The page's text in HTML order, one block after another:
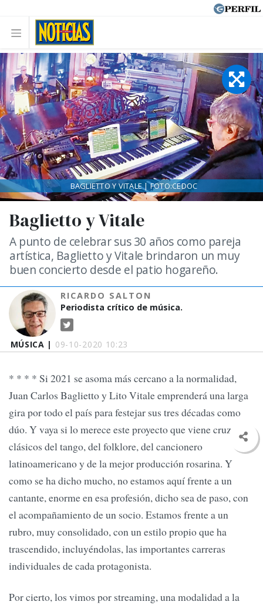
MÚSICA | 09-10-2020 10:23
Baglietto y Vitale
A punto de celebrar sus 30 años como pareja
artística, Baglietto y Vitale brindaron un muy
buen concierto desde el patio hogareño.
RICARDO SALTON
Periodista crítico de música.
BAGLIETTO Y VITALE | FOTO:CEDOC
* * * * Si 2021 se asoma más cercano a la normalidad,
Juan Carlos Baglietto y Lito Vitale emprenderá una larga
gira por todo el país para festejar sus tres décadas como
dúo. Y vaya si lo merece este proyecto que viene cruzando
clásicos del tango, del folklore, del cancionero
latinoamericano y de la mejor producción rosarina. Y
como se ha dicho mucho, no estamos aquí frente a un
cantante, enorme en esa profesión, dicho sea de paso, con
el acompañamiento de un socio. Estamos frente a un
rubro, muy consolidado, con un estilo propio que ha
trascendido, incluyéndolas, las importantes carreras
individuales de cada protagonista.
Por cierto, los vimos por streaming, una modalidad a la